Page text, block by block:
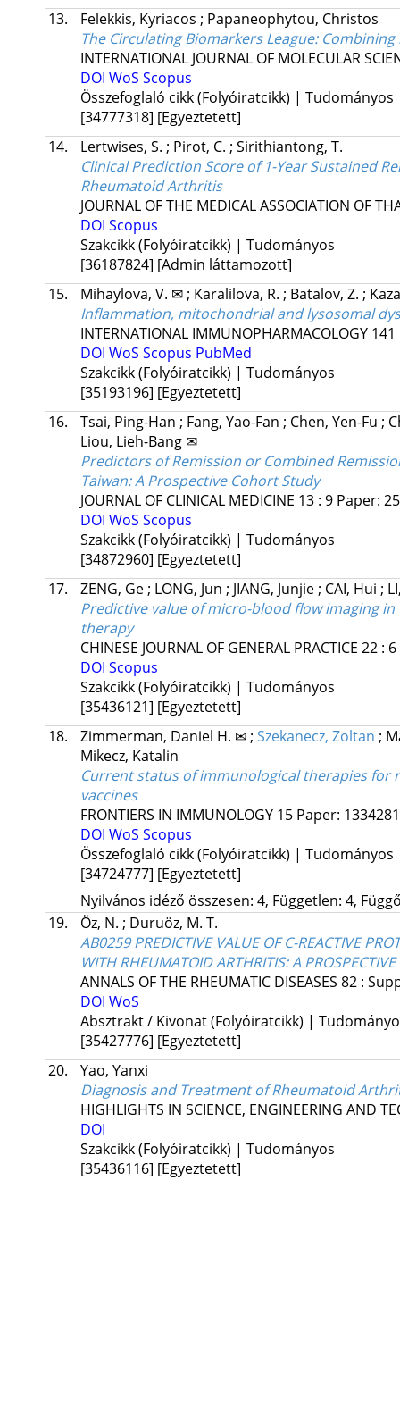
13.
Felekkis, Kyriacos ; Papaneophytou, Christos
The Circulating Biomarkers League:
INTERNATIONAL JOURNAL OF MOLECULAR
DOI WoS Scopus
Összefoglaló cikk (Folyóiratcikk) | Tudományos
[34777318] [Egyeztetett]
14.
Lertwises, S. ; Pirot, C. ; Sirithiantong, T.
Clinical Prediction Score of 1-Year Sustained
Rheumatoid Arthritis
JOURNAL OF THE MEDICAL ASSOCIATION OF
DOI Scopus
Szakcikk (Folyóiratcikk) | Tudományos
[36187824] [Admin láttamozott]
15.
Mihaylova, V. ✉ ; Karalilova, R. ; Batalov, Z. ;
Inflammation, mitochondrial and lysosomal
INTERNATIONAL IMMUNOPHARMACOLOGY 141
DOI WoS Scopus PubMed
Szakcikk (Folyóiratcikk) | Tudományos
[35193196] [Egyeztetett]
16.
Tsai, Ping-Han ; Fang, Yao-Fan ; Chen, Yen-Fu ;
Liou, Lieh-Bang ✉
Predictors of Remission or Combined
Taiwan: A Prospective Cohort Study
JOURNAL OF CLINICAL MEDICINE 13: 9 Paper:
DOI WoS Scopus
Szakcikk (Folyóiratcikk) | Tudományos
[34872960] [Egyeztetett]
17.
ZENG, Ge ; LONG, Jun ; JIANG, Junjie ; CAI, Hui ;
Predictive value of micro-blood flow imaging
therapy
CHINESE JOURNAL OF GENERAL PRACTICE 22: 6
DOI Scopus
Szakcikk (Folyóiratcikk) | Tudományos
[35436121] [Egyeztetett]
18.
Zimmerman, Daniel H. ✉ ; Szekanecz, Zoltan ;
Mikecz, Katalin
Current status of immunological therapies
vaccines
FRONTIERS IN IMMUNOLOGY 15 Paper:
DOI WoS Scopus
Összefoglaló cikk (Folyóiratcikk) | Tudományos
[34724777] [Egyeztetett]
Nyilvános idéző összesen: 4, Független: 4,
19.
Öz, N. ; Duruöz, M. T.
AB0259 PREDICTIVE VALUE OF C-REACTIVE
WITH RHEUMATOID ARTHRITIS: A
ANNALS OF THE RHEUMATIC DISEASES 82:
DOI WoS
Absztrakt / Kivonat (Folyóiratcikk) |
[35427776] [Egyeztetett]
20.
Yao, Yanxi
Diagnosis and Treatment of Rheumatoid
HIGHLIGHTS IN SCIENCE, ENGINEERING AND
DOI
Szakcikk (Folyóiratcikk) | Tudományos
[35436116] [Egyeztetett]